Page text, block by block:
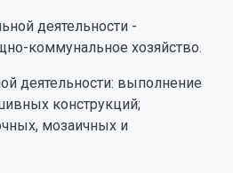
деятельности -
коммунальное хозяйство.
деятельности: выполнение
конструкций;
мозаичных и